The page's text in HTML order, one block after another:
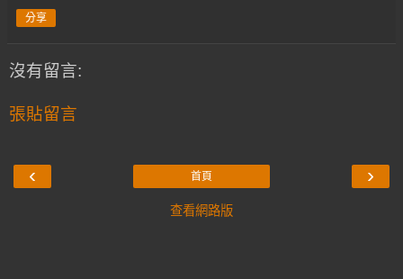
分享
沒有留言:
張貼留言
‹ ›
首頁
查看網路版